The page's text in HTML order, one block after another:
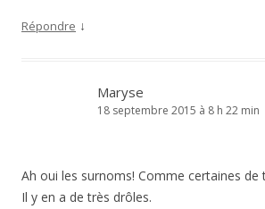
Répondre ↓
Maryse
18 septembre 2015 à 8 h 22 min
Ah oui les surnoms! Comme certaines de
Il y en a de très drôles.